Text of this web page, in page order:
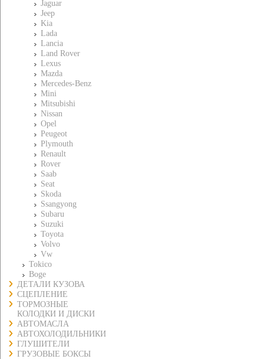
Jaguar
Jeep
Kia
Lada
Lancia
Land Rover
Lexus
Mazda
Mercedes-Benz
Mini
Mitsubishi
Nissan
Opel
Peugeot
Plymouth
Renault
Rover
Saab
Seat
Skoda
Ssangyong
Subaru
Suzuki
Toyota
Volvo
Vw
Tokico
Boge
ДЕТАЛИ КУЗОВА
СЦЕПЛЕНИЕ
ТОРМОЗНЫЕ
КОЛОДКИ И ДИСКИ
АВТОМАСЛА
АВТОХОЛОДИЛЬНИКИ
ГЛУШИТЕЛИ
ГРУЗОВЫЕ БОКСЫ